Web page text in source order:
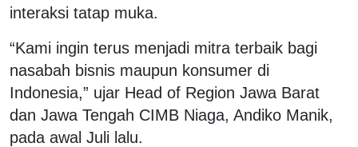
interaksi tatap muka.
“Kami ingin terus menjadi mitra terbaik bagi
nasabah bisnis maupun konsumer di
Indonesia,” ujar Head of Region Jawa Barat
dan Jawa Tengah CIMB Niaga, Andiko Manik,
pada awal Juli lalu.